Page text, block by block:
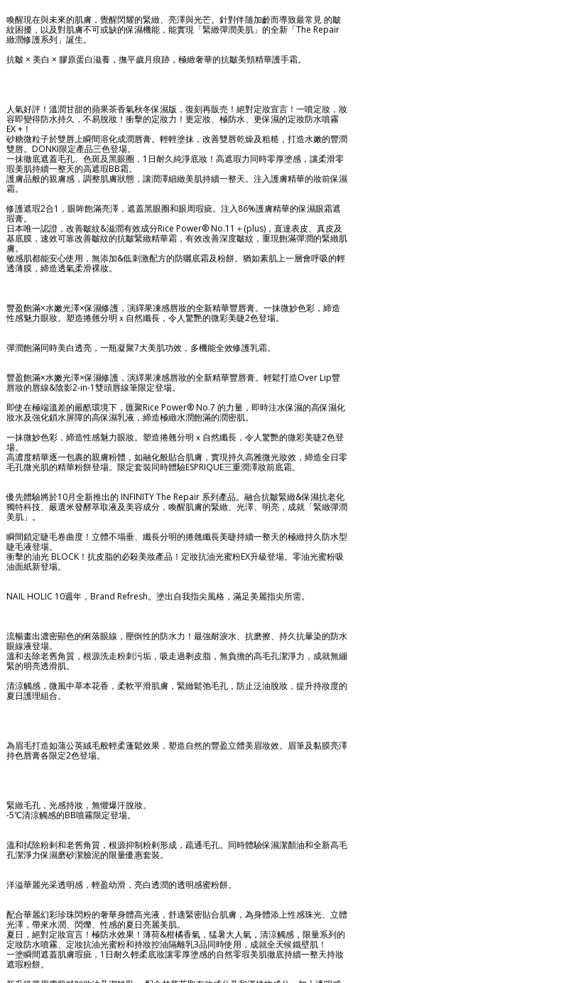
喚醒現在與未來的肌膚，覺醒閃耀的緊緻、亮澤與光芒。針對伴隨加齡而導致最常見 的皺
紋困擾，以及對肌膚不可或缺的保濕機能，能實現「緊緻彈潤美肌」的全新「The Repair
緻潤修護系列」誕生。
抗皺 × 美白 × 膠原蛋白滋養，撫平歲月痕跡，極緻奢華的抗皺美頸精華護手霜。
人氣好評！溫潤甘甜的蘋果茶香氣秋冬保濕版，復刻再販売！絕對定妝宣言！一噴定妝，妝
容即變得防水持久，不易脫妝！衝擊的定妝力！更定妝、極防水、更保濕的定妝防水噴霧
EX +！
砂糖微粒子於雙唇上瞬間溶化成潤唇膏。輕輕塗抹，改善雙唇乾燥及粗糙，打造水嫩的豐潤
雙唇。DONKI限定產品三色登場。
一抹徹底遮蓋毛孔、色斑及黑眼圈，1日耐久純淨底妝！高遮瑕力同時零厚塗感，讓柔滑零
瑕美肌持續一整天的高遮瑕BB霜。
護膚品般的親膚感，調整肌膚狀態，讓潤澤細緻美肌持續一整天。注入護膚精華的妝前保濕
霜。
修護遮瑕2合1，眼眸飽滿亮澤，遮蓋黑眼圈和眼周瑕疵。注入86%護膚精華的保濕眼霜遮
瑕膏。
日本唯一認證，改善皺紋&滋潤有效成分Rice Power® No.11＋(plus)，直達表皮、真皮及
基底膜，速效可靠改善皺紋的抗皺緊緻精華霜，有效改善深度皺紋，重現飽滿彈潤的緊緻肌
膚。
敏感肌都能安心使用，無添加&低刺激配方的防曬底霜及粉餅。猶如素肌上一層會呼吸的輕
透薄膜，締造透氣柔滑裸妝。
豐盈飽滿×水嫩光澤×保濕修護，演繹果凍感唇妝的全新精華豐唇膏。一抹微妙色彩，締造
性感魅力眼妝。塑造捲翹分明ｘ自然纖長，令人驚艷的微彩美睫2色登場。
彈潤飽滿同時美白透亮，一瓶凝聚7大美肌功效，多機能全效修護乳霜。
豐盈飽滿×水嫩光澤×保濕修護，演繹果凍感唇妝的全新精華豐唇膏。輕鬆打造Over Lip豐
唇妝的唇線&陰影2-in-1雙頭唇線筆限定登場。
即使在極端溫差的嚴酷環境下，匯聚Rice Power® No.7 的力量，即時注水保濕的高保濕化
妝水及強化鎖水屏障的高保濕乳液，締造極緻水潤飽滿的潤密肌。
一抹微妙色彩，締造性感魅力眼妝。塑造捲翹分明ｘ自然纖長，令人驚艷的微彩美睫2色登
場。
高濃度精華逐一包裹的親膚粉體，如融化般貼合肌膚，實現持久高雅微光妝效，締造全日零
毛孔微光肌的精華粉餅登場。限定套裝同時體驗ESPRIQUE三重潤澤妝前底霜。
優先體驗將於10月全新推出的 INFINITY The Repair 系列產品。融合抗皺緊緻&保濕抗老化
獨特科技、嚴選米發酵萃取液及美容成分，喚醒肌膚的緊緻、光澤、明亮，成就「緊緻彈潤
美肌」。
瞬間鎖定睫毛卷曲度！立體不塌垂、纖長分明的捲翹纖長美睫持續一整天的極緻持久防水型
睫毛液登場。
衝擊的油光 BLOCK！抗皮脂的必殺美妝產品！定妝抗油光蜜粉EX升級登場。零油光蜜粉吸
油面紙新登場。
NAIL HOLIC 10週年，Brand Refresh。塗出自我指尖風格，滿足美麗指尖所需。
流暢畫出濃密顯色的俐落眼線，壓倒性的防水力！最強耐淚水、抗磨擦、持久抗暈染的防水
眼線液登場。
溫和去除老舊角質，根源洗走粉刺污垢，吸走過剩皮脂，無負擔的高毛孔潔淨力，成就無繃
緊的明亮透滑肌。
清涼觸感，微風中草本花香，柔軟平滑肌膚，緊緻鬆弛毛孔，防止泛油脫妝，提升持妝度的
夏日護理組合。
為眉毛打造如蒲公英絨毛般輕柔蓬鬆效果，塑造自然的豐盈立體美眉妝效。眉筆及黏膜亮澤
持色唇膏各限定2色登場。
緊緻毛孔，光感持妝，無懼爆汗脫妝。
-5℃清涼觸感的BB噴霧限定登場。
溫和拭除粉剌和老舊角質，根源抑制粉剌形成，疏通毛孔。同時體驗保濕潔顏油和全新高毛
孔潔淨力保濕磨砂潔臉泥的限量優惠套裝。
洋溢華麗光采透明感，輕盈幼滑，亮白透潤的透明感蜜粉餅。
配合華麗幻彩珍珠閃粉的奢華身體高光液，舒適緊密貼合肌膚，為身體添上性感珠光、立體
光澤，帶來水潤、閃爍、性感的夏日亮麗美肌。
夏日，絕對定妝宣言！極防水效果！薄荷&柑橘香氣，猛暑大人氣，清涼觸感，限量系列的
定妝防水噴霧、定妝抗油光蜜粉和持妝控油隔離乳3品同時使用，成就全天候鐵壁肌！
一塗瞬間遮蓋肌膚瑕疵，1日耐久輕柔底妝讓零厚塗感的自然零瑕美肌徹底持續一整天持妝
遮瑕粉餅。